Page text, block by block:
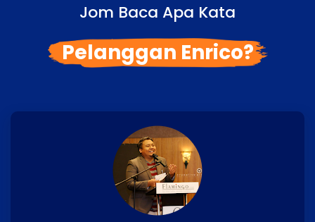
Jom Baca Apa Kata
Pelanggan Enrico?